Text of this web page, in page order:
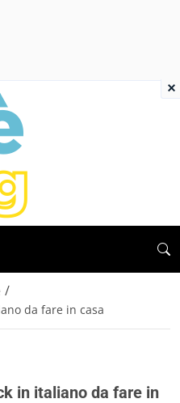
/
da fare in casa
in italiano da fare in
×